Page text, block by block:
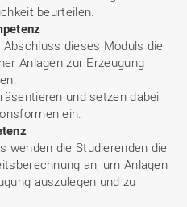
beurteilen.
dieses Moduls die
Anlagen zur Erzeugung
und setzen dabei
ein.
wenden die Studierenden die
an, um Anlagen
auszulegen und zu